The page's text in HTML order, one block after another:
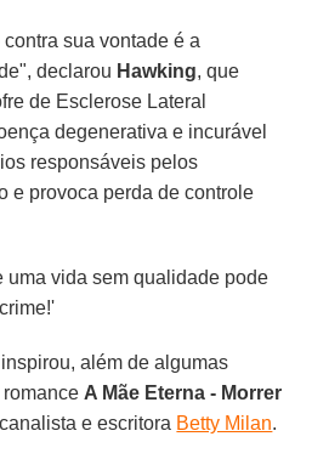
sua vontade é a
declarou Hawking, que
de Esclerose Lateral
degenerativa e incurável
responsáveis pelos
e provoca perda de controle
uma vida sem qualidade pode
além de algumas
romance A Mãe Eterna - Morrer
e escritora Betty Milan.